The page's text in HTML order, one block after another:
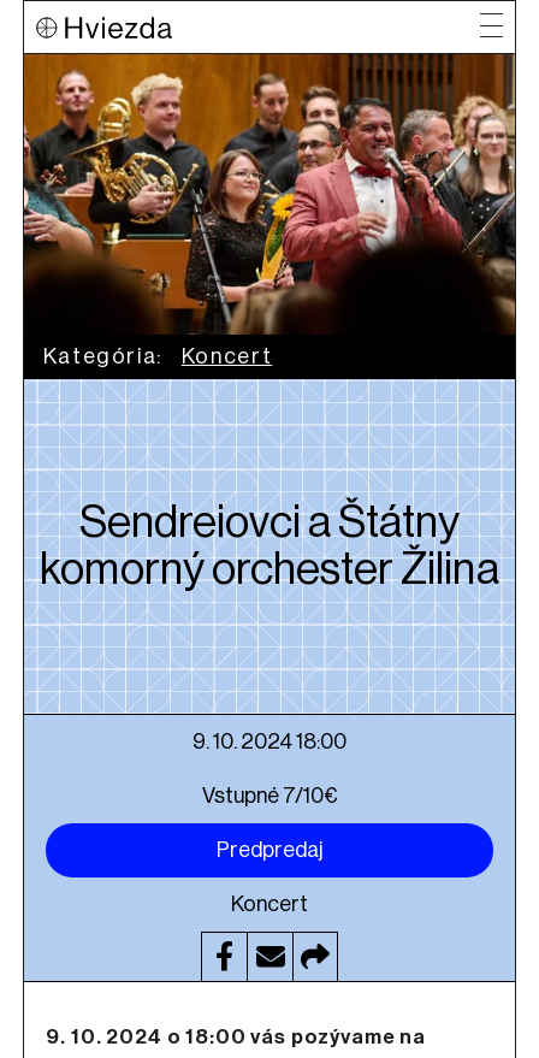
Kategória: Koncert
Sendreiovci a Štátny
komorný orchester Žilina
9. 10. 2024 18:00
Vstupné 7/10€
Predpredaj
Koncert
9. 10. 2024 o 18:00 vás pozývame na